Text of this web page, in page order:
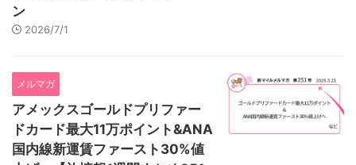
ン
2026/7/1
メルマガ
アメックスゴールドプリファー
ドカード最大11万ポイント&ANA
国内線新運賃ファースト30%値